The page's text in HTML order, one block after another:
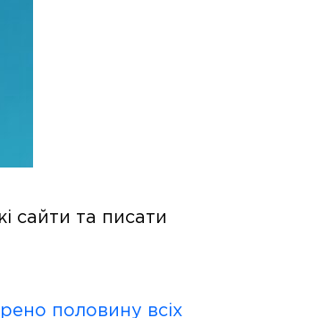
сайти та писати
половину всіх